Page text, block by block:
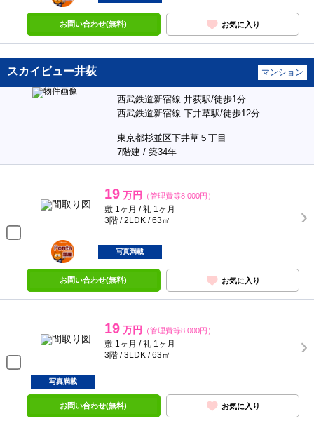
お問い合わせ(無料) お気に入り
スカイビュー井荻 マンション
西武鉄道新宿線 井荻駅/徒歩1分
西武鉄道新宿線 下井草駅/徒歩12分
東京都杉並区下井草５丁目
7階建 / 築34年
19 万円 （管理費等8,000円）
敷 1ヶ月 / 礼 1ヶ月
3階 / 2LDK / 63㎡
ポンタ
部屋
写真満載
お問い合わせ(無料) お気に入り
19 万円 （管理費等8,000円）
敷 1ヶ月 / 礼 1ヶ月
3階 / 3LDK / 63㎡
写真満載
お問い合わせ(無料) お気に入り